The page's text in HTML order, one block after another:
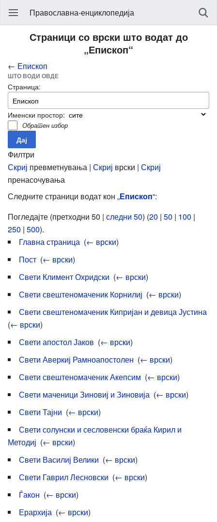
Православна-енциклопедија
Страници со врски што водат до
„Епископ“
← Епископ
ШТО ВОДИ ОВДЕ
Страница:
Именски простор:
Обратен избор
Филтри
Скриј превметнувања | Скриј врски | Скриј
пренасочувања
Следните страници водат кон „Епископ“:
Погледајте (претходни 50 | следни 50) (20 | 50 | 100 |
250 | 500).
Главна страница (← врски)
Пост (← врски)
Свети Климент Охридски (← врски)
Свети свештеномаченик Корнилиј (← врски)
Свети свештеномаченик Кипријан и девица Јустина
(← врски)
Свети апостол Јаков (← врски)
Свети Аверкиј Рамноапостолен (← врски)
Свети свештеномаченик Акепсим (← врски)
Свети маченици Зиновиј и Зиновија (← врски)
Свети Тајни (← врски)
Свети солунски и сесловенски браќа Кирил и
Методиј (← врски)
Свети Василиј Велики (← врски)
Свети Гаврил Лесновски (← врски)
Ѓакон (← врски)
Ерархија (← врски)